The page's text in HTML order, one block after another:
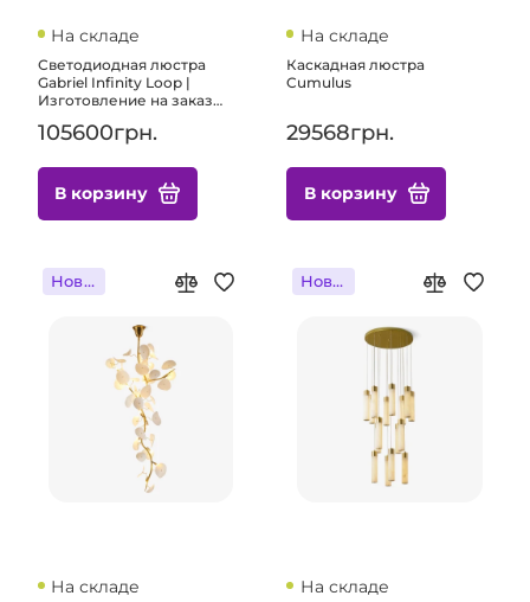
На складе
Светодиодная люстра
Gabriel Infinity Loop |
Изготовление на заказ
размера для элитных
помещений
105600грн.
В корзину
На складе
Каскадная люстра
Cumulus
29568грн.
В корзину
Новинка
На складе
Новинка
На складе